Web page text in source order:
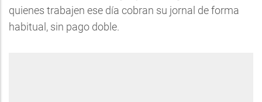
quienes trabajen ese día cobran su jornal de forma
habitual, sin pago doble.